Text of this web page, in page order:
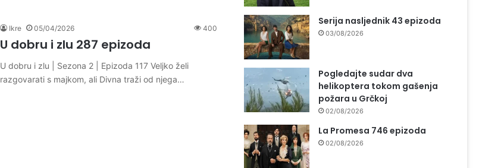
Ikre 05/04/2026 400
U dobru i zlu 287 epizoda
U dobru i zlu | Sezona 2 | Epizoda 117 Veljko želi
razgovarati s majkom, ali Divna traži od njega…
Serija nasljednik 43 epizoda
03/08/2026
Pogledajte sudar dva
helikoptera tokom gašenja
požara u Grčkoj
02/08/2026
La Promesa 746 epizoda
02/08/2026